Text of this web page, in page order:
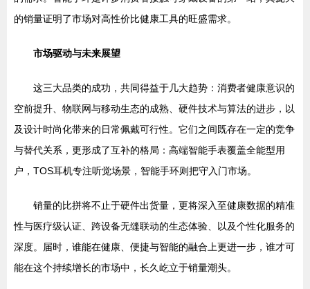
的销量证明了市场对高性价比健康工具的旺盛需求。
市场驱动与未来展望
这三大品类的成功，共同得益于几大趋势：消费者健康意识的
空前提升、物联网与移动生态的成熟、硬件技术与算法的进步，以
及设计时尚化带来的日常佩戴可行性。它们之间既存在一定的竞争
与替代关系，更形成了互补的格局：高端智能手表覆盖全能型用
户，TOS耳机专注听觉场景，智能手环则把守入门市场。
销量的比拼将不止于硬件出货量，更将深入至健康数据的精准
性与医疗级认证、跨设备无缝联动的生态体验、以及个性化服务的
深度。届时，谁能在健康、便捷与智能的融合上更进一步，谁才可
能在这个持续增长的市场中，长久屹立于销量潮头。